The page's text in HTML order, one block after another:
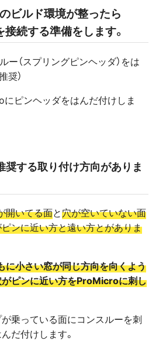
ビルド環境が整ったら
続する準備をします。
（スプリングピンヘッダ）をは
奨）
にピンヘッダをはんだ付けしま
奨する取り付け方向がありま
開いてる面と穴が空いていない面
ンに近い方と遠い方とがありま
に小さい窓が同じ方向を向くよう
ピンに近い方をProMicroに刺し
乗っている面にコンスルーを刺
だ付けします。